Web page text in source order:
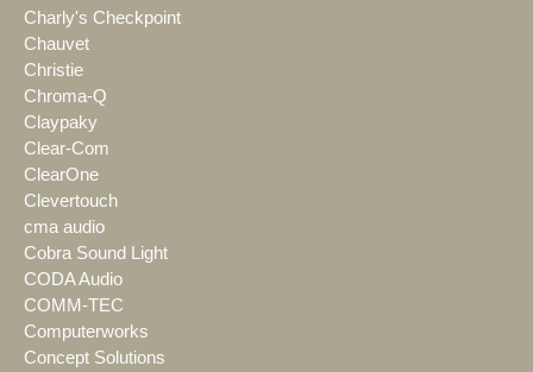
Charly's Checkpoint
Chauvet
Christie
Chroma-Q
Claypaky
Clear-Com
ClearOne
Clevertouch
cma audio
Cobra Sound Light
CODA Audio
COMM-TEC
Computerworks
Concept Solutions